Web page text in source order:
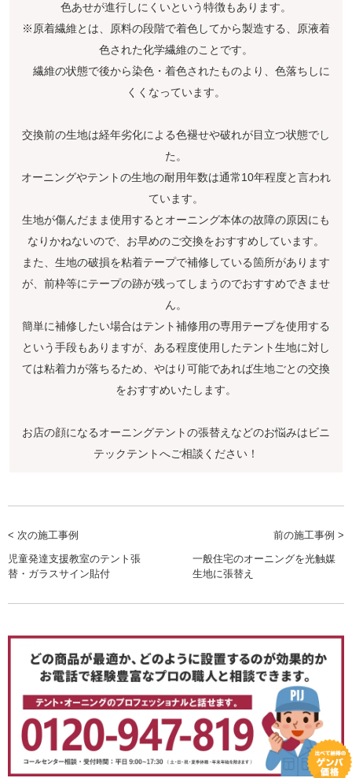
色あせが進行しにくいという特徴もあります。
※原着繊維とは、原料の段階で着色してから製造する、原液着
色された化学繊維のことです。
繊維の状態で後から染色・着色されたものより、色落ちしに
くくなっています。
交換前の生地は経年劣化による色褪せや破れが目立つ状態でし
た。
オーニングやテントの生地の耐用年数は通常10年程度と言われ
ています。
生地が傷んだまま使用するとオーニング本体の故障の原因にも
なりかねないので、お早めのご交換をおすすめしています。
また、生地の破損を粘着テープで補修している箇所があります
が、前枠等にテープの跡が残ってしまうのでおすすめできませ
ん。
簡単に補修したい場合はテント補修用の専用テープを使用する
という手段もありますが、ある程度使用したテント生地に対し
ては粘着力が落ちるため、やはり可能であれば生地ごとの交換
をおすすめいたします。
お店の顔になるオーニングテントの張替えなどのお悩みはビニ
テックテントへご相談ください！
< 次の施工事例
児童発達支援教室のテント張
替・ガラスサイン貼付
前の施工事例 >
一般住宅のオーニングを光触媒
生地に張替え